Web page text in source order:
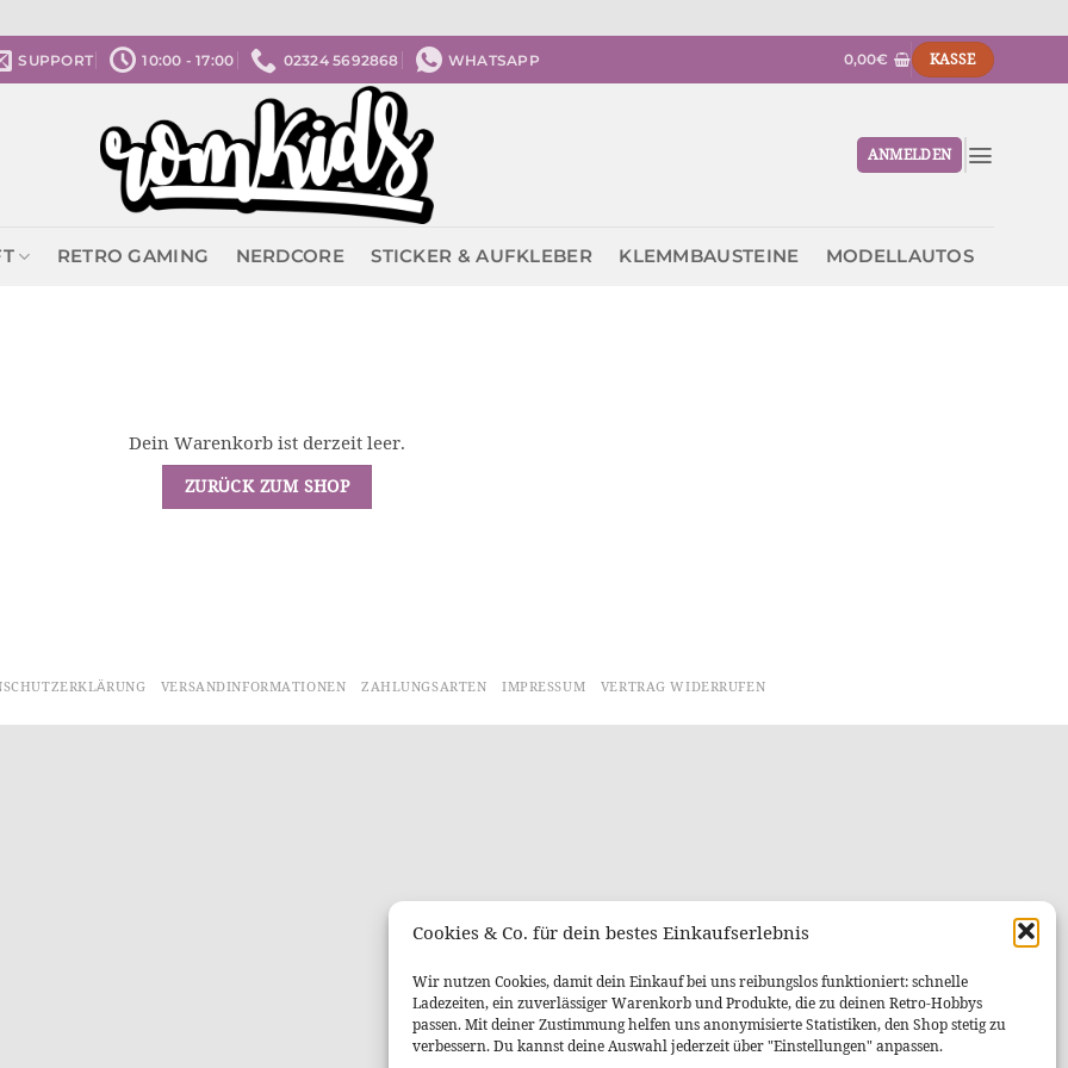
Cookies & Co. für dein bestes Einkaufserlebnis
Wir nutzen Cookies, damit dein Einkauf bei uns reibungslos funktioniert: schnelle
Ladezeiten, ein zuverlässiger Warenkorb und Produkte, die zu deinen Retro-Hobbys
passen. Mit deiner Zustimmung helfen uns anonymisierte Statistiken, den Shop stetig zu
verbessern. Du kannst deine Auswahl jederzeit über "Einstellungen" anpassen.
SUPPORT 10:00 - 17:00 02324 5692868 WHATSAPP 0,00€ KASSE
ANMELDEN
RETRO GAMING NERDCORE STICKER & AUFKLEBER KLEMMBAUSTEINE MODELLAUTOS
Dein Warenkorb ist derzeit leer.
ZURÜCK ZUM SHOP
VERSANDINFORMATIONEN ZAHLUNGSARTEN IMPRESSUM VERTRAG WIDERRUFEN